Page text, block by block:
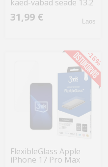
käed-vabad seade 13.2
31,99 € Laos
FlexibleGlass Apple
iPhone 17 Pro Max
-16%